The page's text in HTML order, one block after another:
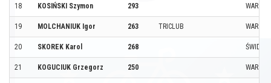
18 KOSIŃSKI Szymon 293
19 MOLCHANIUK Igor 263 TRICLUB
20 SKOREK Karol 268 ŚWIDNIK
21 KOGUCIUK Grzegorz 250